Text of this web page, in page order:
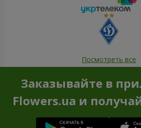
Посмотреть все
Заказывайте в
Flowers.ua и